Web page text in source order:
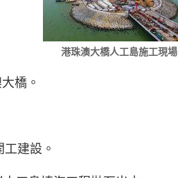
港珠澳大橋人工島施工現場
橋。
工建設。